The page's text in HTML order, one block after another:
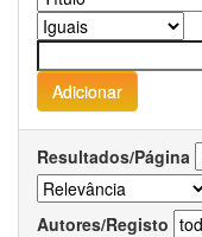
Resultados/Página
Autores/Registo